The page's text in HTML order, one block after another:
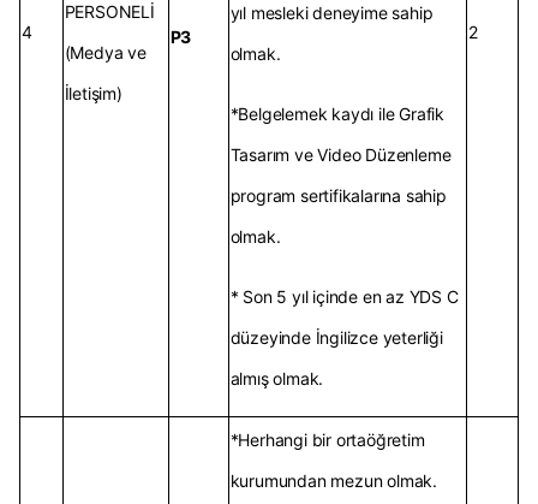
4
PERSONELİ
(Medya ve
İletişim)
P3
yıl mesleki deneyime sahip
olmak.
*Belgelemek kaydı ile Grafik
Tasarım ve Video Düzenleme
program sertifikalarına sahip
olmak.
* Son 5 yıl içinde en az YDS C
düzeyinde İngilizce yeterliği
almış olmak.
2
*Herhangi bir ortaöğretim
kurumundan mezun olmak.